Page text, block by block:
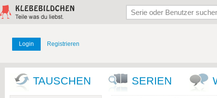
Login Registrieren
TAUSCHEN SERIEN